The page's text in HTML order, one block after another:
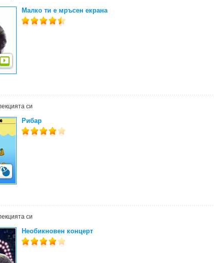
Малко ти е мръсен екрана
си
Рибар
си
Необикновен концерт